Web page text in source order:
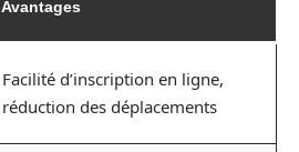
Avantages
Facilité d’inscription en ligne,
réduction des déplacements